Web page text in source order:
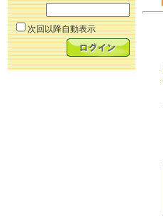
次回以降自動表示